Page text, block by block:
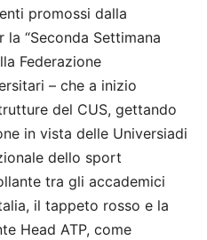
promossi dalla
la “Seconda Settimana
Federazione
– che a inizio
del CUS, gettando
in vista delle Universiadi
dello sport
tra gli accademici
il tappeto rosso e la
Head ATP, come